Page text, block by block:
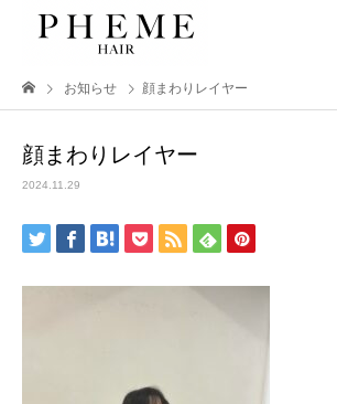
お知らせ 顔まわりレイヤー
顔まわりレイヤー
2024.11.29